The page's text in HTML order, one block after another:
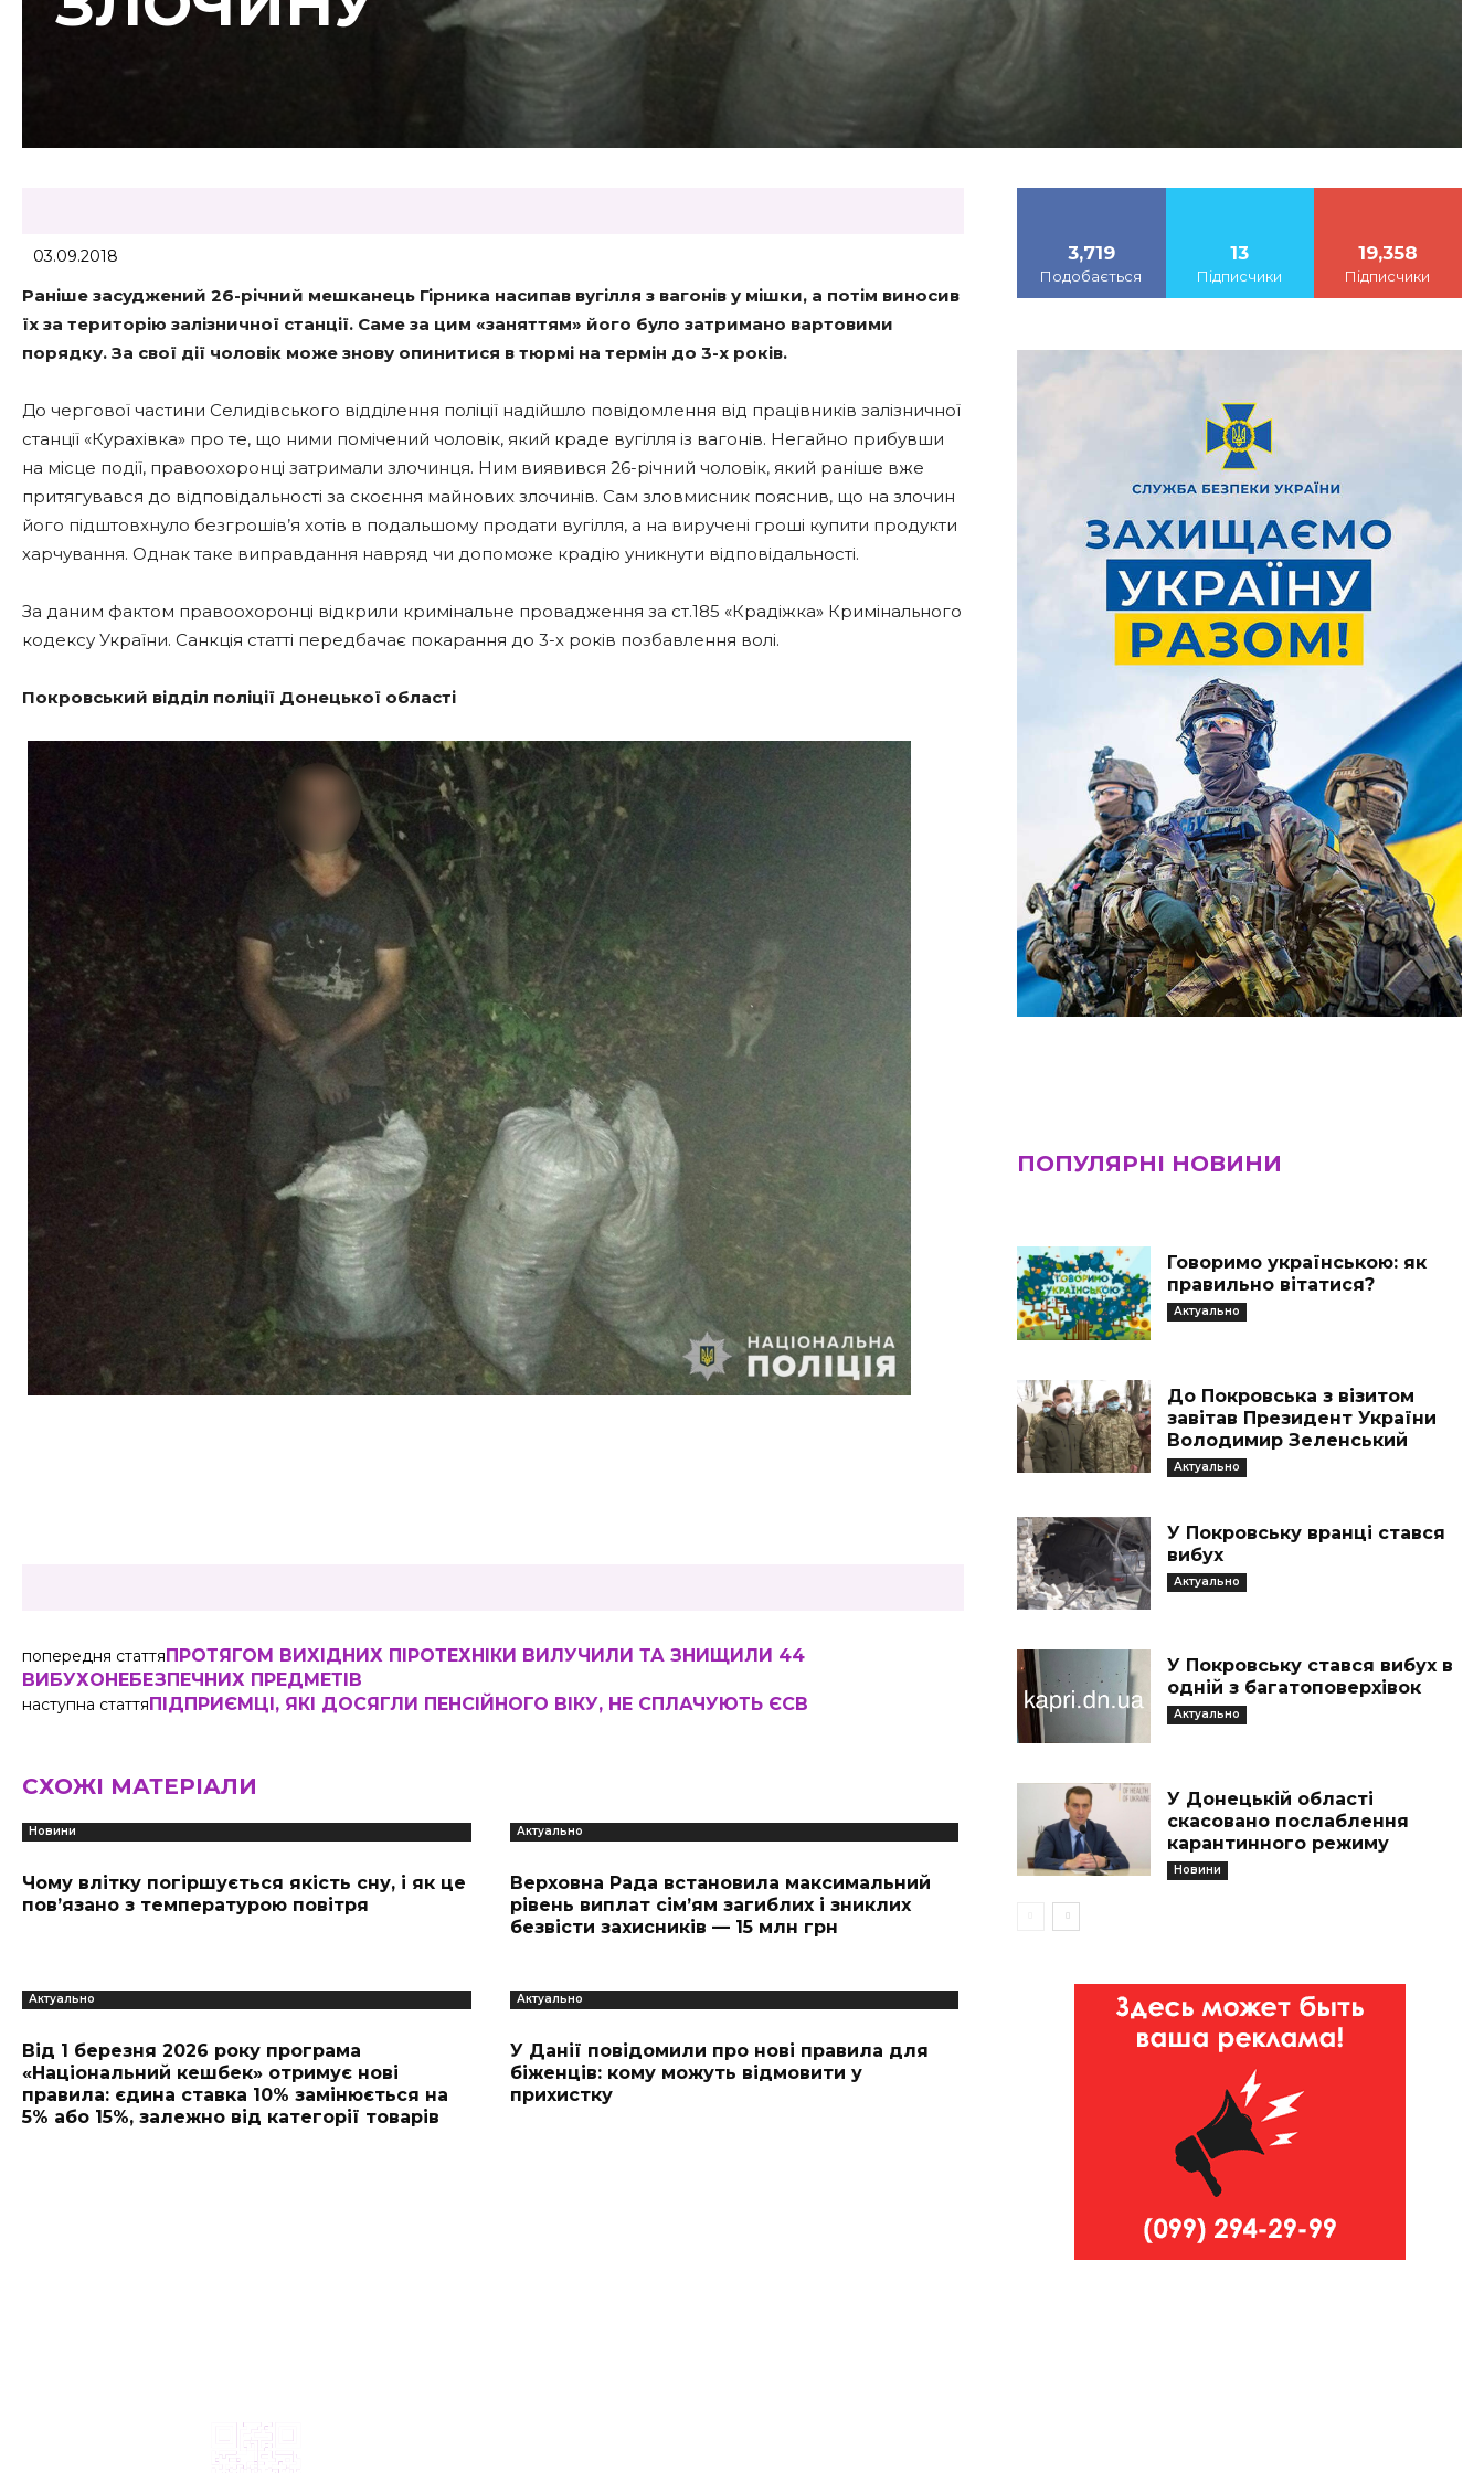
03.09.2018
Раніше засуджений 26-річний мешканець Гірника насипав вугілля з вагонів у мішки, а потім виносив
їх за територію залізничної станції. Саме за цим «заняттям» його було затримано вартовими
порядку. За свої дії чоловік може знову опинитися в тюрмі на термін до 3-х років.
До чергової частини Селидівського відділення поліції надійшло повідомлення від працівників залізничної
станції «Курахівка» про те, що ними помічений чоловік, який краде вугілля із вагонів. Негайно прибувши
на місце події, правоохоронці затримали злочинця. Ним виявився 26-річний чоловік, який раніше вже
притягувався до відповідальності за скоєння майнових злочинів. Сам зловмисник пояснив, що на злочин
його підштовхнуло безгрошів’я хотів в подальшому продати вугілля, а на виручені гроші купити продукти
харчування. Однак таке виправдання навряд чи допоможе крадію уникнути відповідальності.
За даним фактом правоохоронці відкрили кримінальне провадження за ст.185 «Крадіжка» Кримінального
кодексу України. Санкція статті передбачає покарання до 3-х років позбавлення волі.
Покровський відділ поліції Донецької області
попередня статтяПРОТЯГОМ ВИХІДНИХ ПІРОТЕХНІКИ ВИЛУЧИЛИ ТА ЗНИЩИЛИ 44
ВИБУХОНЕБЕЗПЕЧНИХ ПРЕДМЕТІВ
наступна статтяПІДПРИЄМЦІ, ЯКІ ДОСЯГЛИ ПЕНСІЙНОГО ВІКУ, НЕ СПЛАЧУЮТЬ ЄСВ
СХОЖІ МАТЕРІАЛИ
Новини
Чому влітку погіршується якість сну, і як це
пов’язано з температурою повітря
Актуально
Верховна Рада встановила максимальний
рівень виплат сім’ям загиблих і зниклих
безвісти захисників — 15 млн грн
Актуально
Від 1 березня 2026 року програма
«Національний кешбек» отримує нові
правила: єдина ставка 10% замінюється на
5% або 15%, залежно від категорії товарів
Актуально
У Данії повідомили про нові правила для
біженців: кому можуть відмовити у
прихистку
3,719
Подобається
13
Підписчики
19,358
Підписчики
ПОПУЛЯРНІ НОВИНИ
Говоримо українською: як
правильно вітатися?
Актуально
До Покровська з візитом
завітав Президент України
Володимир Зеленський
Актуально
У Покровську вранці стався
вибух
Актуально
У Покровську стався вибух в
одній з багатоповерхівок
Актуально
У Донецькій області
скасовано послаблення
карантинного режиму
Новини